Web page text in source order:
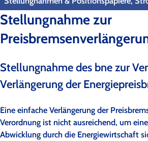
Stellungnahme zur
Stellungnahme des bne zur
Verlängerung der
Eine einfache Verlängerung der
Verordnung ist nicht ausreichend, um
Abwicklung durch die Energiewirtschaft